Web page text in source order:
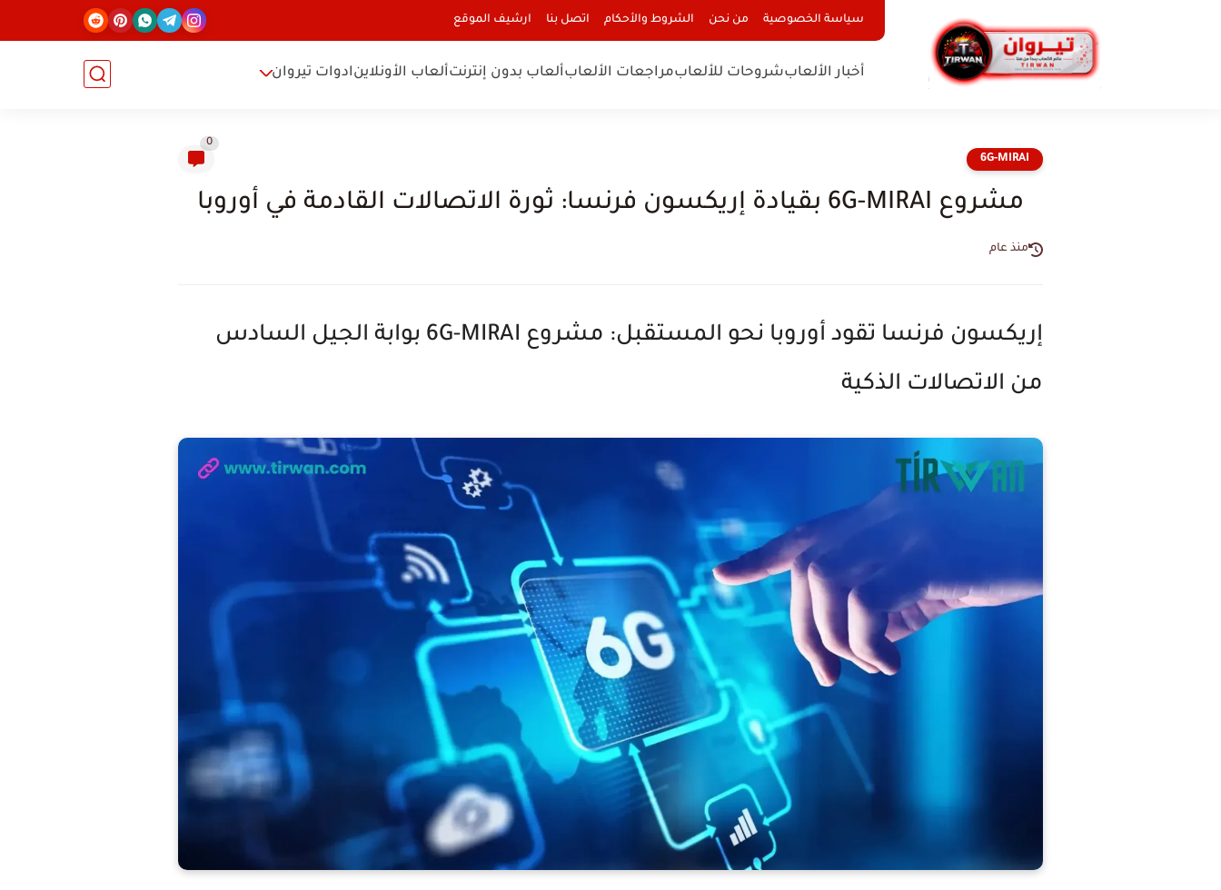
سياسة الخصوصية من نحن الشروط والأحكام اتصل بنا ارشيف الموقع
أخبار الألعابشروحات للألعابمراجعات الألعابألعاب بدون إنترنتألعاب الأونلاينادوات تيروان
6G-MIRAI
0
مشروع 6G-MIRAI بقيادة إريكسون فرنسا: ثورة الاتصالات القادمة في أوروبا
منذ عام
إريكسون فرنسا تقود أوروبا نحو المستقبل: مشروع 6G-MIRAI بوابة الجيل السادس
من الاتصالات الذكية